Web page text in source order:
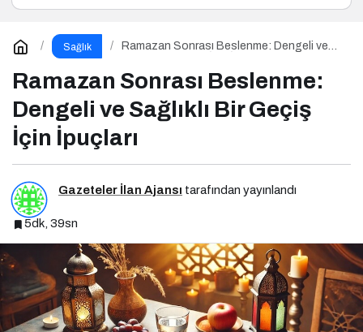
Sağlık
Ramazan Sonrası Beslenme: Dengeli ve
Ramazan Sonrası Beslenme:
Dengeli ve Sağlıklı Bir Geçiş
İçin İpuçları
Gazeteler İlan Ajansı tarafından yayınlandı
5dk, 39sn